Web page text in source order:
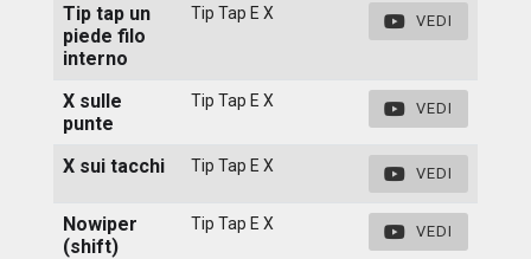
Tip tap un
piede filo
interno
Tip Tap E X VEDI
X sulle
punte
Tip Tap E X VEDI
X sui tacchi Tip Tap E X VEDI
Nowiper
(shift)
Tip Tap E X VEDI